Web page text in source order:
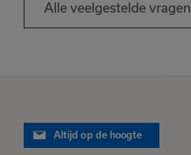
Alle veelgestelde vragen
Altijd op de hoogte